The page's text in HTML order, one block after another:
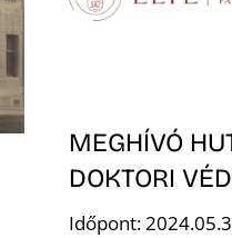
MEGHÍVÓ
DOKTORI
Időpont: